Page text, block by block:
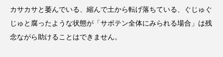
カサカサと萎んでいる、縮んで土から転げ落ちている、ぐじゅぐ
じゅと腐ったような状態が「サボテン全体にみられる場合」は残
念ながら助けることはできません。